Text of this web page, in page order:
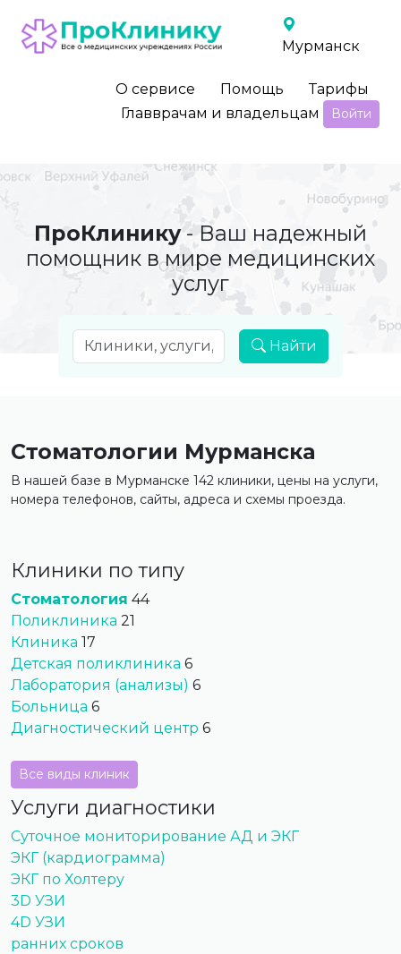
Мурманск
О сервисе Помощь
Тарифы
Главврачам и владельцам
Войти
ПроКлинику- Ваш надежный
помощник в мире медицинских
услуг
Найти
Стоматологии Мурманска
В нашей базе в Мурманске 142 клиники, цены на услуги,
номера телефонов, сайты, адреса и схемы проезда.
Клиники по типу
Стоматология 44
Поликлиника 21
Клиника 17
Детская поликлиника 6
Лаборатория (анализы) 6
Больница 6
Диагностический центр 6
Все виды клиник
Услуги диагностики
Суточное мониторирование АД и ЭКГ
ЭКГ (кардиограмма)
ЭКГ по Холтеру
3D УЗИ
4D УЗИ
ранних сроков